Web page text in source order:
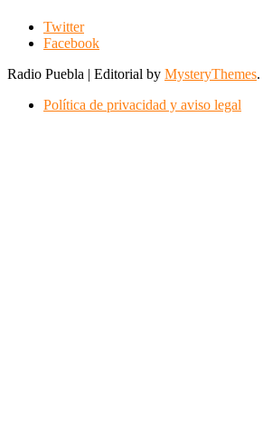
Twitter
Facebook
Radio Puebla | Editorial by MysteryThemes.
Política de privacidad y aviso legal